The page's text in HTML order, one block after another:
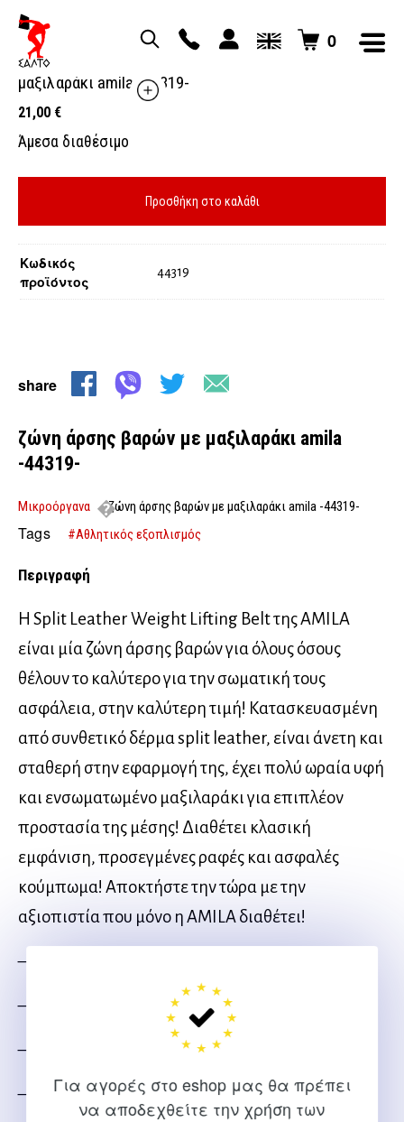
Για αγορές στο eshop μας θα πρέπει
να αποδεχθείτε την χρήση των
0
μαξιλαράκι amila -44319-
21,00 €
Άμεσα διαθέσιμο
Προσθήκη στο καλάθι
Κωδικός
προϊόντος
44319
share
ζώνη άρσης βαρών με μαξιλαράκι amila
-44319-
Μικροόργανα ζώνη άρσης βαρών με μαξιλαράκι amila -44319-
Tags #Αθλητικός εξοπλισμός
Περιγραφή
Η Split Leather Weight Lifting Belt της AMILA
είναι μία ζώνη άρσης βαρών για όλους όσους
θέλουν το καλύτερο για την σωματική τους
ασφάλεια, στην καλύτερη τιμή! Κατασκευασμένη
από συνθετικό δέρμα split leather, είναι άνετη και
σταθερή στην εφαρμογή της, έχει πολύ ωραία υφή
και ενσωματωμένο μαξιλαράκι για επιπλέον
προστασία της μέσης! Διαθέτει κλασική
εμφάνιση, προσεγμένες ραφές και ασφαλές
κούμπωμα! Αποκτήστε την τώρα με την
αξιοπιστία που μόνο η AMILA διαθέτει!
– Υλικό: συνθετικό δέρμα (split leather) p>
– Διαθέτει ενσωματωμένο μαξιλαράκι
– Πάχος: 2,5mm
– Διαστάσεις: 115x12x6 cm